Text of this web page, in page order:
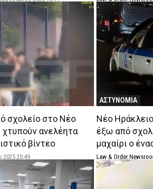
σχολείο στο Νέο
ανελέητα
βίντεο
2025 20:49
ΑΣΤΥΝΟΜΙΑ
Νέο
έξω από
μαχαίρι ο
Law & Order